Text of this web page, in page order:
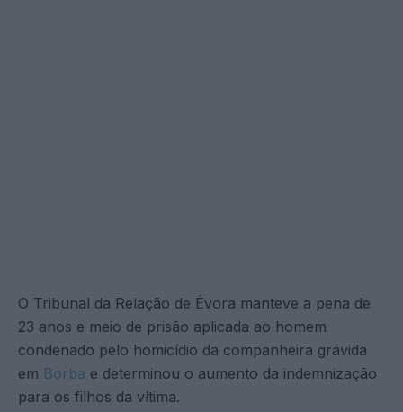
O Tribunal da Relação de Évora manteve a pena de
23 anos e meio de prisão aplicada ao homem
condenado pelo homicídio da companheira grávida
em Borba e determinou o aumento da indemnização
para os filhos da vítima.